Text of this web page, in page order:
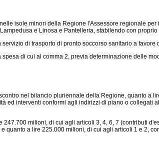
isole minori della Regione l'Assessore regionale
e Linosa e Pantelleria, stabilendo con
di trasporto di pronto soccorso sanitario a
di cui al comma 2, previa determinazione delle
nel bilancio pluriennale della Regione, quanto a
interventi conformi agli indirizzi di piano o
milioni, di cui agli articoli 3, 4, 6, 7 (contributi
a lire 225.000 milioni, di cui agli articoli 1 e 2,